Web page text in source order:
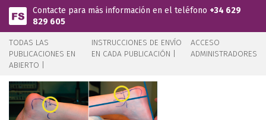
Pasar al contenido principal
Contacte para más información en el teléfono +34 629
829 605
TODAS LAS
PUBLICACIONES EN
ABIERTO |
INSTRUCCIONES DE ENVÍO
EN CADA PUBLICACIÓN |
ACCESO
ADMINISTRADORES